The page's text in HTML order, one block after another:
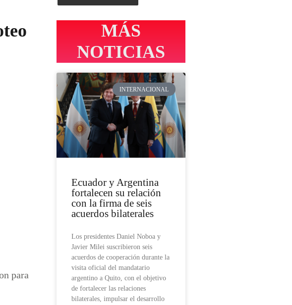
para
MÁS
NOTICIAS
INTERNACIONAL
Ecuador y Argentina
fortalecen su relación
con la firma de seis
acuerdos bilaterales
Los presidentes Daniel Noboa y
Javier Milei suscribieron seis
acuerdos de cooperación durante la
visita oficial del mandatario
argentino a Quito, con el objetivo
de fortalecer las relaciones
bilaterales, impulsar el desarrollo